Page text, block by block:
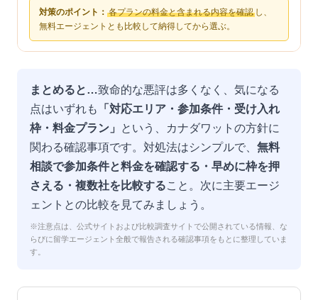
対策のポイント： 各プランの料金と含まれる内容を確認し、
無料エージェントとも比較して納得してから選ぶ。
まとめると…致命的な悪評は多くなく、気になる
点はいずれも
「対応エリア・参加条件・受け入れ
枠・料金プラン」
という、カナダワットの方針に
関わる確認事項です。対処法はシンプルで、 無料
相談で参加条件と料金を確認する・早めに枠を押
さえる・複数社を比較すること。次に主要エージ
ェントとの比較を見てみましょう。
※注意点は、公式サイトおよび比較調査サイトで公開されている情報、な
らびに留学エージェント全般で報告される確認事項をもとに整理していま
す。